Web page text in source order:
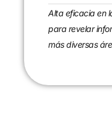
Alta eficacia en
para revelar
más diversas